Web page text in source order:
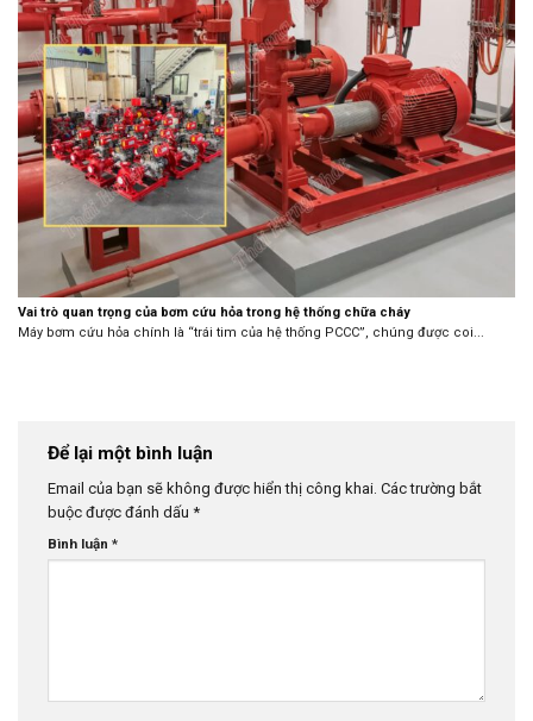
Vai trò quan trọng của bơm cứu hỏa trong hệ thống chữa cháy
Máy bơm cứu hỏa chính là “trái tim của hệ thống PCCC”, chúng được coi...
Để lại một bình luận
Email của bạn sẽ không được hiển thị công khai. Các trường bắt
buộc được đánh dấu *
Bình luận *